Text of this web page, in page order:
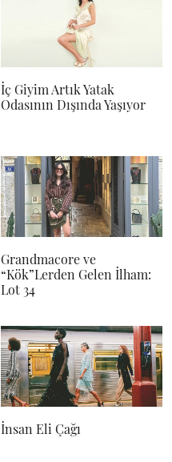
İç Giyim Artık Yatak
Odasının Dışında Yaşıyor
Grandmacore ve
“Kök”Lerden Gelen İlham:
Lot 34
İnsan Eli Çağı